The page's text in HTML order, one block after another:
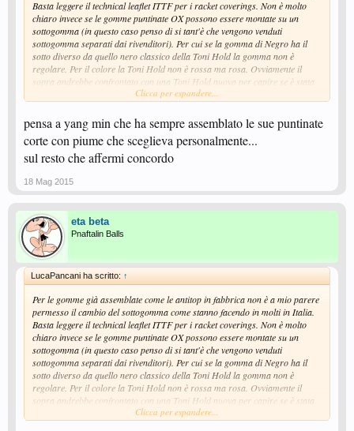
Basta leggere il technical leaflet ITTF per i racket coverings. Non è molto
chiaro invece se le gomme puntinate OX possono essere montate su un
sottogomma (in questo caso penso di si tant'è che vengono venduti
sottogomma separati dai rivenditori). Per cui se la gomma di Negro ha il
sotto diverso da quello nero classico della Toni Hold la gomma non è
regolare. Per il colore la Toni Hold non è rossa ma rosa. Ovviamente il
sopra andrebbe confrontato con una Toni Hold nuova per capire se è stata
in qualche modo modificata. Bisognerebbe capire le motivazioni date
gomma che dà molto fastidio in block. E' semplice da usare ma non inverte
quasi per nulla. Per cui si può giudicare se è regolare anche dai ritorni di
palla quando ci si tira contro un top spin. Se il block torna molto tagliato la
gomma non è regolare.
Clicca per espandere...
pensa a yang min che ha sempre assemblato le sue puntinate
corte con piume che sceglieva personalmente...
sul resto che affermi concordo
18 Mag 2015
eta beta
Pnaftalin Balls
LucaPancani ha scritto: ↑
Per le gomme già assemblate come le antitop in fabbrica non è a mio parere
permesso il cambio del sottogomma come stanno facendo in molti in Italia.
Basta leggere il technical leaflet ITTF per i racket coverings. Non è molto
chiaro invece se le gomme puntinate OX possono essere montate su un
sottogomma (in questo caso penso di si tant'è che vengono venduti
sottogomma separati dai rivenditori). Per cui se la gomma di Negro ha il
sotto diverso da quello nero classico della Toni Hold la gomma non è
regolare. Per il colore la Toni Hold non è rossa ma rosa. Ovviamente il
sopra andrebbe confrontato con una Toni Hold nuova per capire se è stata
in qualche modo modificata. Bisognerebbe capire le motivazioni date
Clicca per espandere...